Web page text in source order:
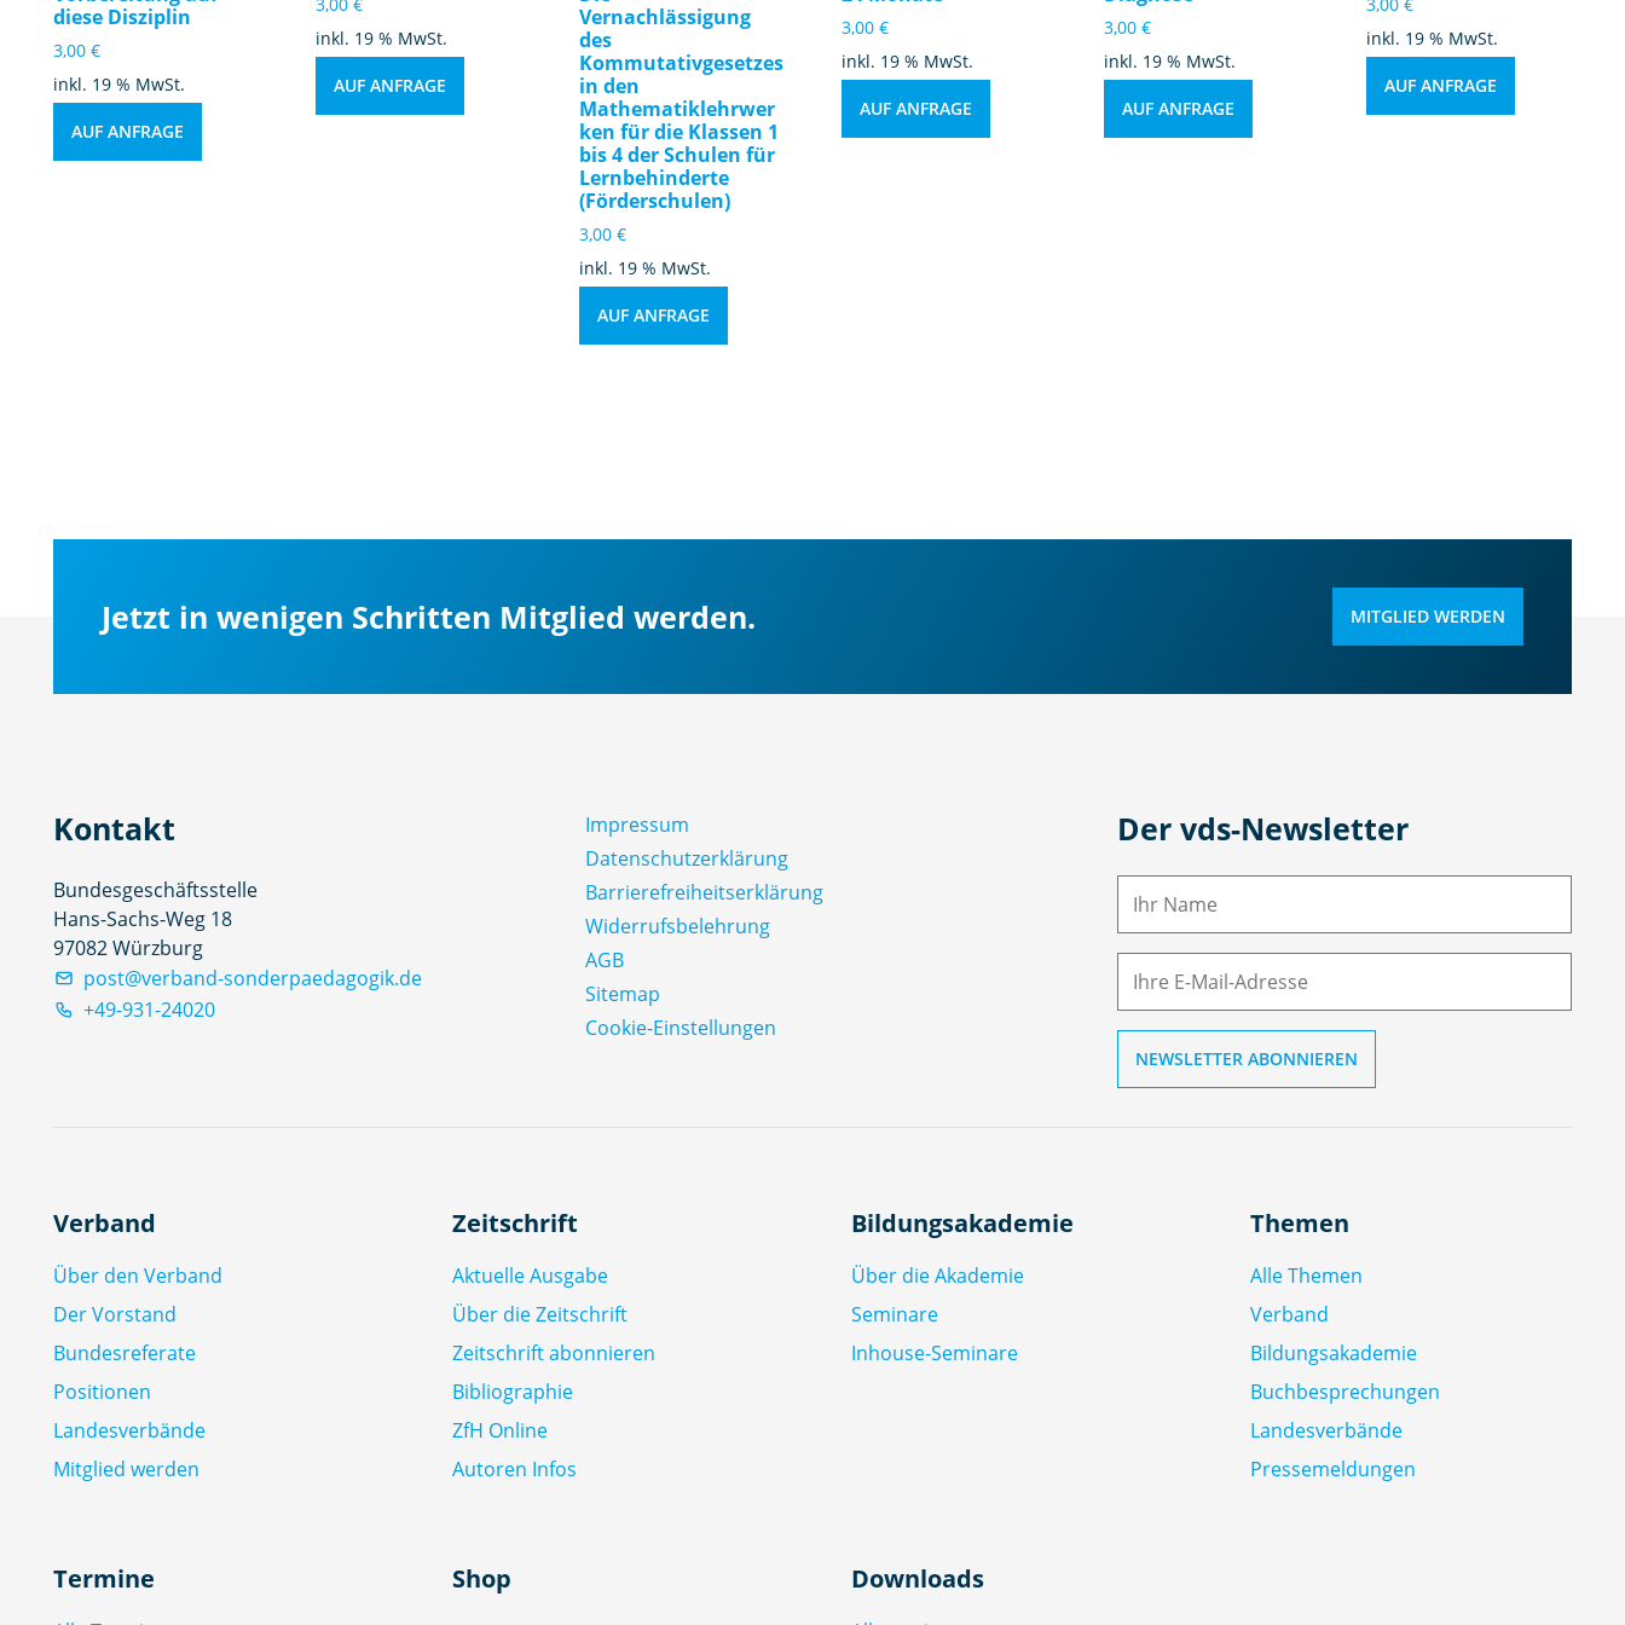
diese Disziplin
3,00 €
inkl. 19 % MwSt.
AUF ANFRAGE
inkl. 19 % MwSt.
AUF ANFRAGE
Vernachlässigung
des
Kommutativgesetzes
in den
Mathematiklehrwer
ken für die Klassen 1
bis 4 der Schulen für
Lernbehinderte
(Förderschulen)
3,00 €
inkl. 19 % MwSt.
AUF ANFRAGE
3,00 €
inkl. 19 % MwSt.
AUF ANFRAGE
3,00€
inkl. 19 % MwSt.
AUF ANFRAGE
inkl. 19 % MwSt.
AUF ANFRAGE
Jetzt in wenigen Schritten Mitglied werden. MITGLIED WERDEN
Kontakt
Bundesgeschäftsstelle
Hans-Sachs-Weg 18
97082 Würzburg
post@verband-sonderpaedagogik.de
+49-931-24020
Impressum
Datenschutz­erklärung
Barrierefreiheitserklärung
Widerrufsbelehrung
AGB
Sitemap
Cookie-Einstellungen
Der vds-Newsletter
N
M
Verband
Über den Verband
Der Vorstand
Bundesreferate
Positionen
Landesverbände
Mitglied werden
Zeitschrift
Aktuelle Ausgabe
Über die Zeitschrift
Zeitschrift abonnieren
Bibliographie
ZfH Online
Autoren Infos
Bildungsakademie
Über die Akademie
Seminare
Inhouse-Seminare
Themen
Alle Themen
Verband
Bildungsakademie
Buchbesprechungen
Landesverbände
Pressemeldungen
Termine Shop Downloads